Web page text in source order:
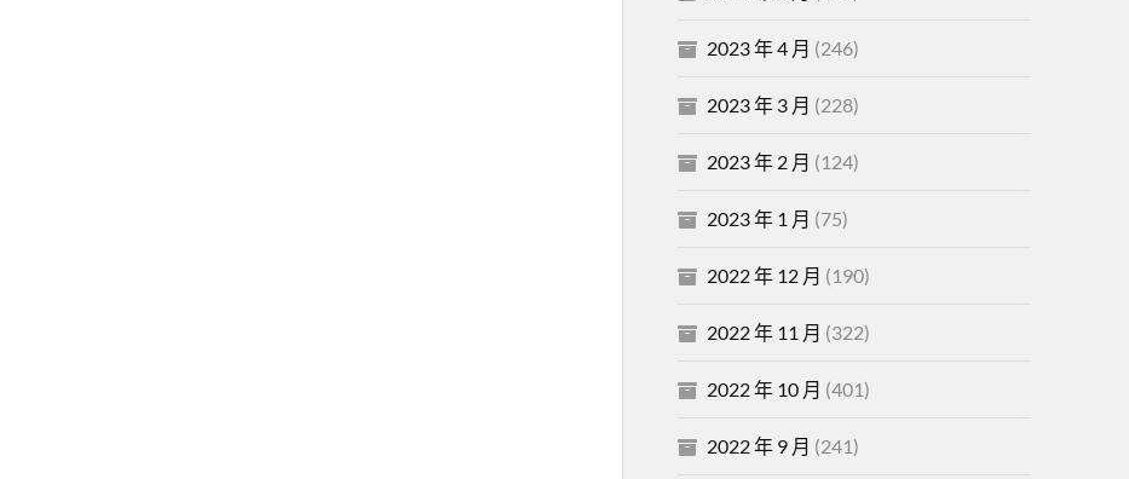
2023 年 4 月 (246)
2023 年 3 月 (228)
2023 年 2 月 (124)
2023 年 1 月 (75)
2022 年 12 月 (190)
2022 年 11 月 (322)
2022 年 10 月 (401)
2022 年 9 月 (241)